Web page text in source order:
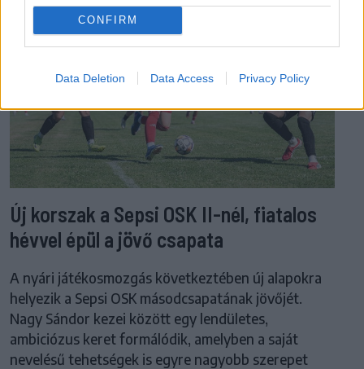
CONFIRM
Data Deletion Data Access Privacy Policy
Új korszak a Sepsi OSK II-nél, fiatalos
hévvel épül a jövő csapata
A nyári játékosmozgás következtében új alapokra
helyezik a Sepsi OSK másodcsapatának jövőjét.
Nagy Sándor kezei között egy lendületes,
ambiciózus keret formálódik, amelyben a saját
nevelésű tehetségek is egyre nagyobb szerepet